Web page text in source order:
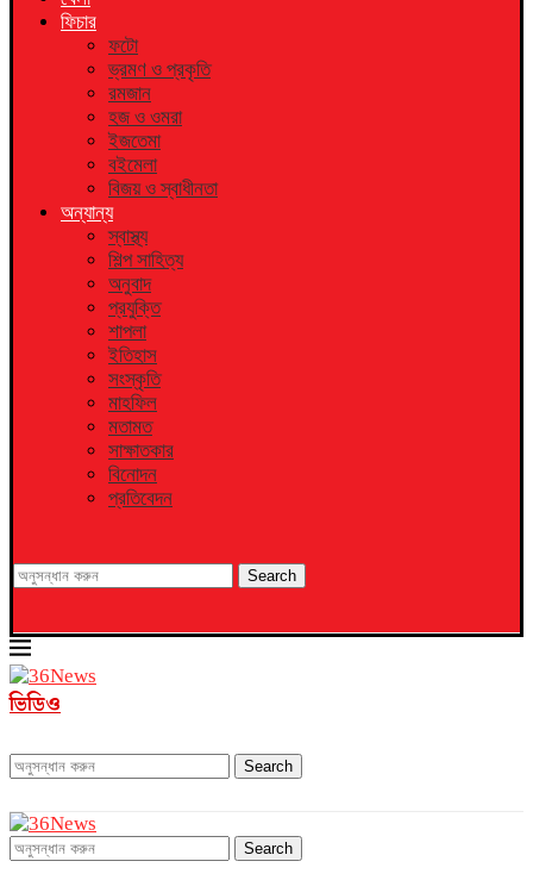
ফিচার
ফটো
ভ্রমণ ও প্রকৃতি
রমজান
হজ ও ওমরা
ইজতেমা
বইমেলা
বিজয় ও স্বাধীনতা
অন্যান্য
স্বাস্থ্য
শিল্প সাহিত্য
অনুবাদ
প্রযুক্তি
শাপলা
ইতিহাস
সংস্কৃতি
মাহফিল
মতামত
সাক্ষাতকার
বিনোদন
প্রতিবেদন
Search
ভিডিও
Search
Search